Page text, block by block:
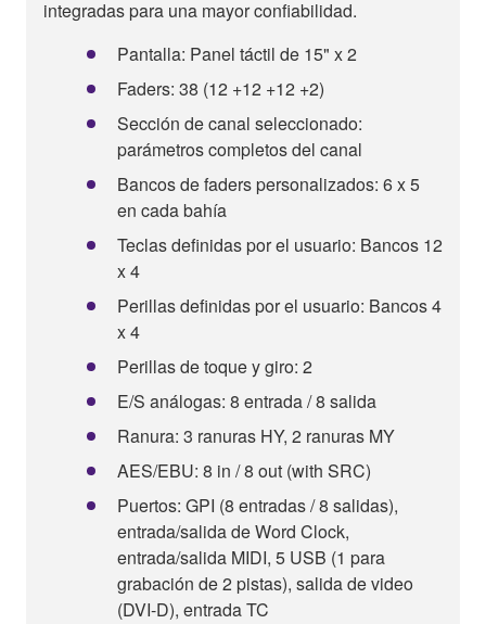
integradas para una mayor confiabilidad.
Pantalla: Panel táctil de 15" x 2
Faders: 38 (12 +12 +12 +2)
Sección de canal seleccionado:
parámetros completos del canal
Bancos de faders personalizados: 6 x 5
en cada bahía
Teclas definidas por el usuario: Bancos 12
x 4
Perillas definidas por el usuario: Bancos 4
x 4
Perillas de toque y giro: 2
E/S análogas: 8 entrada / 8 salida
Ranura: 3 ranuras HY, 2 ranuras MY
AES/EBU: 8 in / 8 out (with SRC)
Puertos: GPI (8 entradas / 8 salidas),
entrada/salida de Word Clock,
entrada/salida MIDI, 5 USB (1 para
grabación de 2 pistas), salida de video
(DVI-D), entrada TC